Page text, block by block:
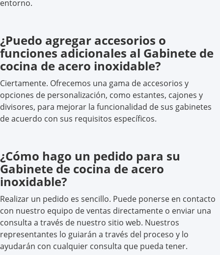
entorno.
¿Puedo agregar accesorios o
funciones adicionales al Gabinete de
cocina de acero inoxidable?
Ciertamente. Ofrecemos una gama de accesorios y
opciones de personalización, como estantes, cajones y
divisores, para mejorar la funcionalidad de sus gabinetes
de acuerdo con sus requisitos específicos.
¿Cómo hago un pedido para su
Gabinete de cocina de acero
inoxidable?
Realizar un pedido es sencillo. Puede ponerse en contacto
con nuestro equipo de ventas directamente o enviar una
consulta a través de nuestro sitio web. Nuestros
representantes lo guiarán a través del proceso y lo
ayudarán con cualquier consulta que pueda tener.